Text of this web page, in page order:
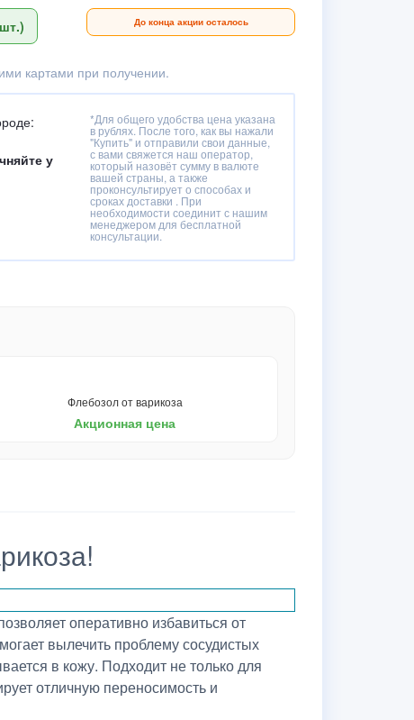
До конца акции осталось
картами при получении.
у
*Для общего удобства цена указана
в рублях. После того, как вы нажали
"Купить" и отправили свои данные,
с вами свяжется наш оператор,
который назовёт сумму в валюте
вашей страны, а также
проконсультирует о способах и
сроках доставки . При
необходимости соединит с нашим
менеджером для бесплатной
консультации.
Флебозол от варикоза
Акционная цена
оперативно избавиться от
вылечить проблему сосудистых
в кожу. Подходит не только для
отличную переносимость и